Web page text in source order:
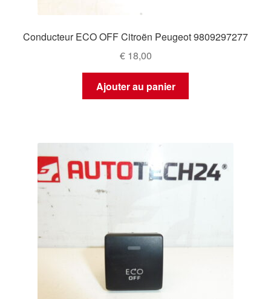
Conducteur ECO OFF Citroën Peugeot 9809297277
€18,00
Ajouter au panier